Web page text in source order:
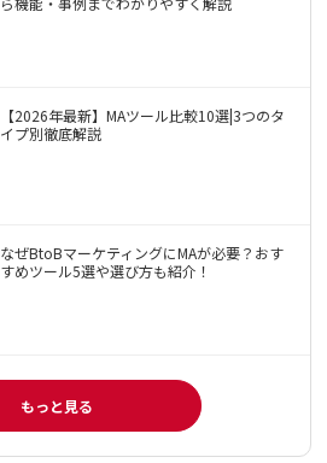
【2026年最新】MAツール比較10選|3つのタ
イプ別徹底解説
なぜBtoBマーケティングにMAが必要？おす
すめツール5選や選び方も紹介！
もっと見る